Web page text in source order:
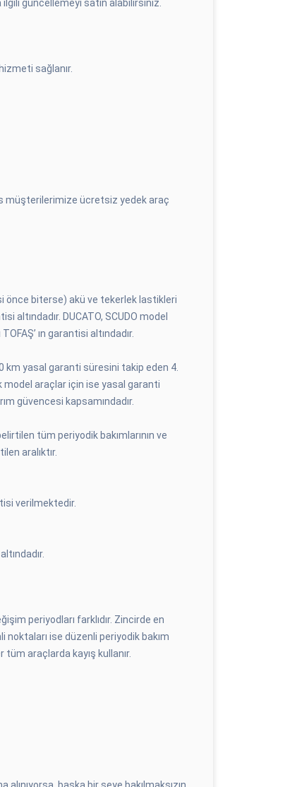
güncellemeyi satın alabilirsiniz.
sağlanır.
müşterilerimize ücretsiz yedek araç
önce biterse) akü ve tekerlek lastikleri
altındadır. DUCATO, SCUDO model
ın garantisi altındadır.
km yasal garanti süresini takip eden 4.
model araçlar için ise yasal garanti
güvencesi kapsamındadır.
tüm periyodik bakımlarının ve
aralıktır.
verilmektedir.
periyodları farklıdır. Zincirde en
noktaları ise düzenli periyodik bakım
araçlarda kayış kullanır.